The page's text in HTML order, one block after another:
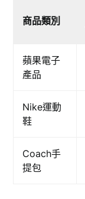
商品類別
蘋果電子
產品
Nike運動
鞋
Coach手
提包